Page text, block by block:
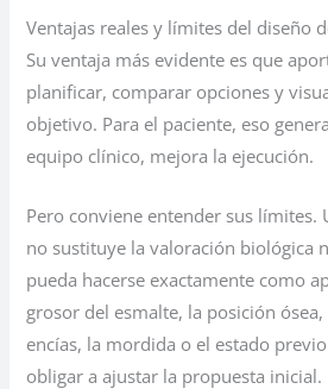
Ventajas reales y límites del diseño
Su ventaja más evidente es que
planificar, comparar opciones y
objetivo. Para el paciente, eso
equipo clínico, mejora la ejecución.
Pero conviene entender sus límites.
no sustituye la valoración biológica
pueda hacerse exactamente como
grosor del esmalte, la posición
encías, la mordida o el estado
obligar a ajustar la propuesta inicial.